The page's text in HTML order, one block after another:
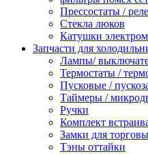
Прессостаты /
Стекла люков
Катушки
Запчасти для
Лампы/
Термостаты /
Пусковые /
Таймеры /
Ручки
Комплект
Замки для
Тэны оттайки